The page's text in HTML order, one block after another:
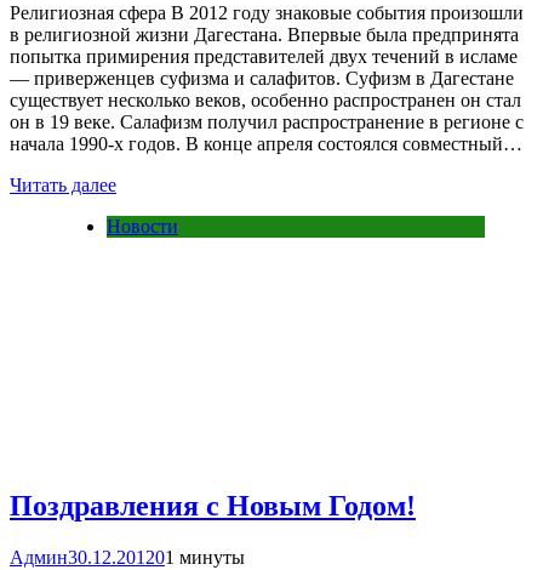
Религиозная сфера В 2012 году знаковые события произошли
в религиозной жизни Дагестана. Впервые была предпринята
попытка примирения представителей двух течений в исламе
— приверженцев суфизма и салафитов. Суфизм в Дагестане
существует несколько веков, особенно распространен он стал
он в 19 веке. Салафизм получил распространение в регионе с
начала 1990-х годов. В конце апреля состоялся совместный…
Читать далее
Новости
Поздравления с Новым Годом!
Админ30.12.201201 минуты